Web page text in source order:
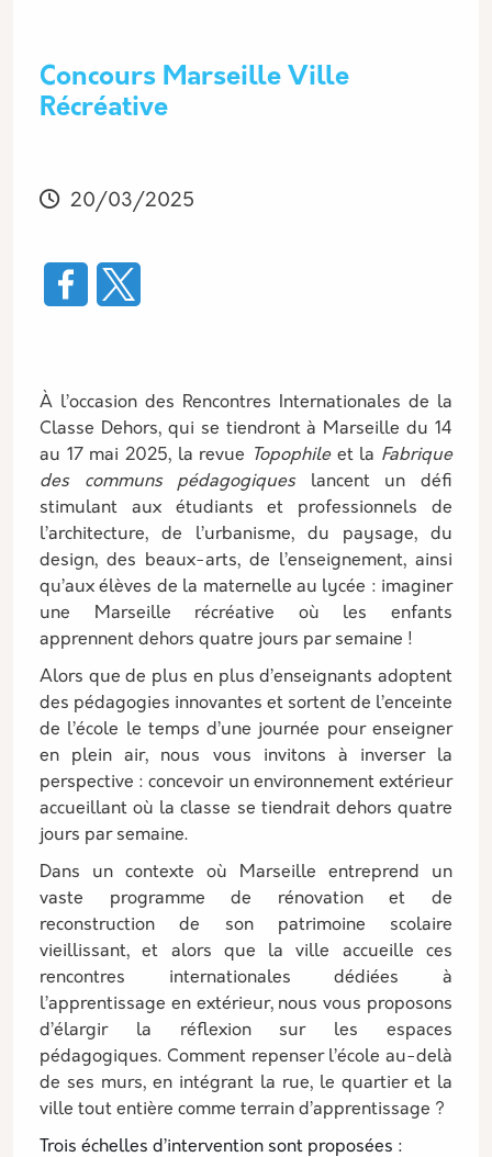
Concours Marseille Ville
Récréative
Modifié
20/03/2025
À l’occasion des Rencontres Internationales de la
Classe Dehors, qui se tiendront à Marseille du 14
au 17 mai 2025, la revue
Topophileet la Fabrique
des communs pédagogiqueslancent un défi
stimulant aux étudiants et professionnels de
l’architecture, de l’urbanisme, du paysage, du
design, des beaux-arts, de l’enseignement, ainsi
qu’aux élèves de la maternelle au lycée : imaginer
une Marseille récréative où les enfants
apprennent dehors quatre jours par semaine !
Alors que de plus en plus d’enseignants adoptent
des pédagogies innovantes et sortent de l’enceinte
de l’école le temps d’une journée pour enseigner
en plein air, nous vous invitons à inverser la
perspective : concevoir un environnement extérieur
accueillant où la classe se tiendrait dehors quatre
jours par semaine.
Dans un contexte où Marseille entreprend un
vaste programme de rénovation et de
reconstruction de son patrimoine scolaire
vieillissant, et alors que la ville accueille ces
rencontres internationales dédiées à
l’apprentissage en extérieur, nous vous proposons
d’élargir la réflexion sur les espaces
pédagogiques. Comment repenser l’école au-delà
de ses murs, en intégrant la rue, le quartier et la
ville tout entière comme terrain d’apprentissage ?
Trois échelles d’intervention sont proposées :